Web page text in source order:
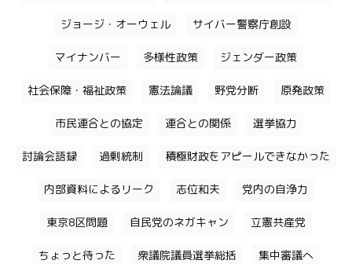
ジョージ・オーウェル サイバー警察庁創設
マイナンバー 多様性政策 ジェンダー政策
社会保障・福祉政策 憲法論議 野党分断 原発政策
市民連合との協定 連合との関係 選挙協力
討論会語録 過剰統制 積極財政をアピールできなかった
内部資料によるリーク 志位和夫 党内の自浄力
東京8区問題 自民党のネガキャン 立憲共産党
ちょっと待った 衆議院議員選挙総括 集中審議へ